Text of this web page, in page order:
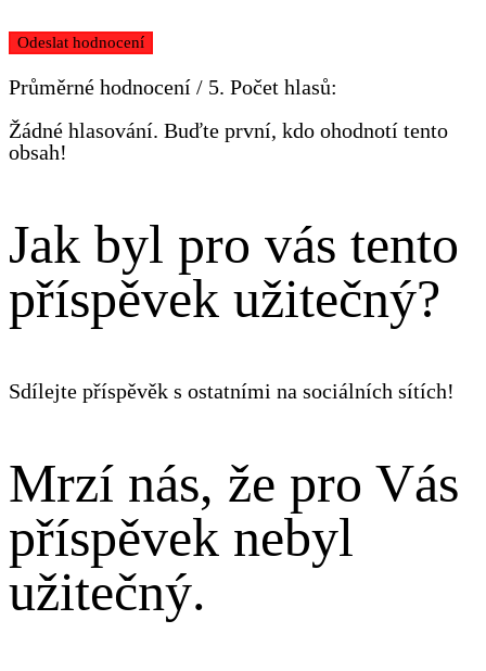
Odeslat hodnocení
Průměrné hodnocení / 5. Počet hlasů:
Žádné hlasování. Buďte první, kdo ohodnotí tento
obsah!
Jak byl pro vás tento
příspěvek užitečný?
Sdílejte příspěvěk s ostatními na sociálních sítích!
Mrzí nás, že pro Vás
příspěvek nebyl
užitečný.